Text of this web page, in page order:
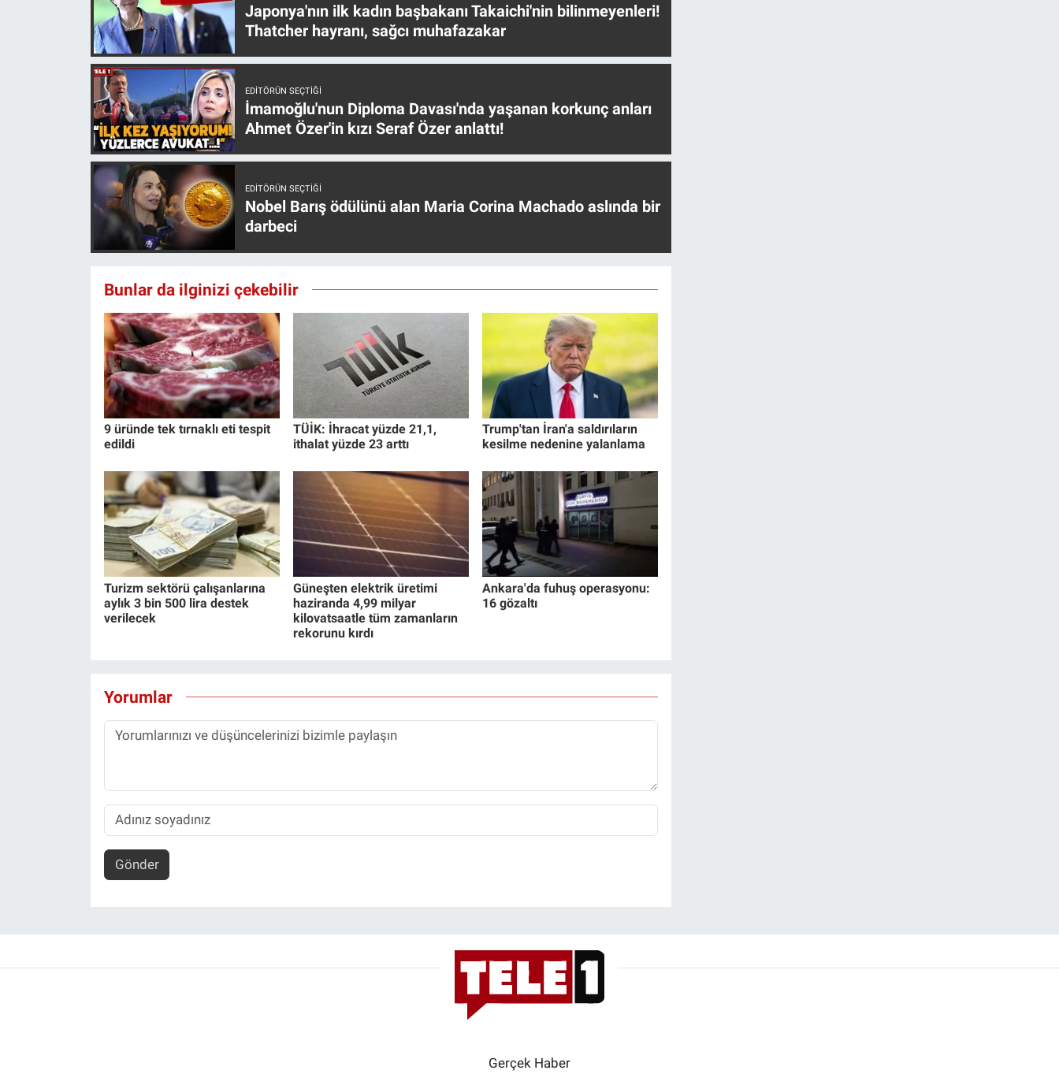
Japonya'nın ilk kadın başbakanı Takaichi'nin bilinmeyenleri!
Thatcher hayranı, sağcı muhafazakar
EDITÖRÜN SEÇTIĞI
İmamoğlu'nun Diploma Davası'nda yaşanan korkunç anları
Ahmet Özer'in kızı Seraf Özer anlattı!
EDITÖRÜN SEÇTIĞI
Nobel Barış ödülünü alan Maria Corina Machado aslında bir
darbeci
Bunlar da ilginizi çekebilir
9 üründe tek tırnaklı eti tespit
edildi
TÜİK: İhracat yüzde 21,1,
ithalat yüzde 23 arttı
Trump'tan İran'a saldırıların
kesilme nedenine yalanlama
Turizm sektörü çalışanlarına
aylık 3 bin 500 lira destek
verilecek
Güneşten elektrik üretimi
haziranda 4,99 milyar
kilovatsaatle tüm zamanların
rekorunu kırdı
Ankara'da fuhuş operasyonu:
16 gözaltı
Yorumlar
Gönder
Gerçek Haber